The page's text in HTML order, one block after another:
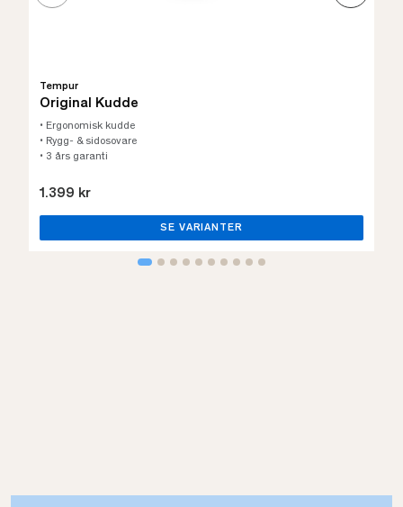
Tempur
Original Kudde
• Ergonomisk kudde
• Rygg- & sidosovare
• 3 års garanti
1.399 kr
SE VARIANTER